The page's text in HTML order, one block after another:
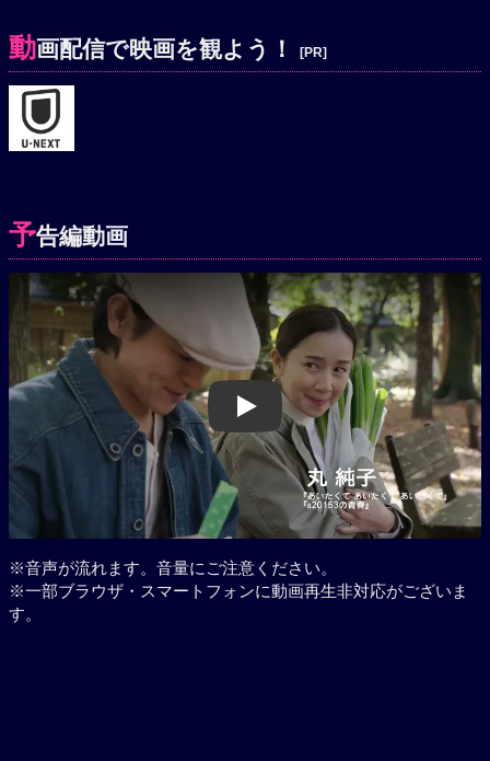
動画配信で映画を観よう！ [PR]
予告編動画
Play
※音声が流れます。音量にご注意ください。
※一部ブラウザ・スマートフォンに動画再生非対応がございま
す。